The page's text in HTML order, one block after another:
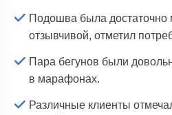
Подошва была достаточно
отзывчивой, отметил
Пара бегунов были
в марафонах.
Различные клиенты